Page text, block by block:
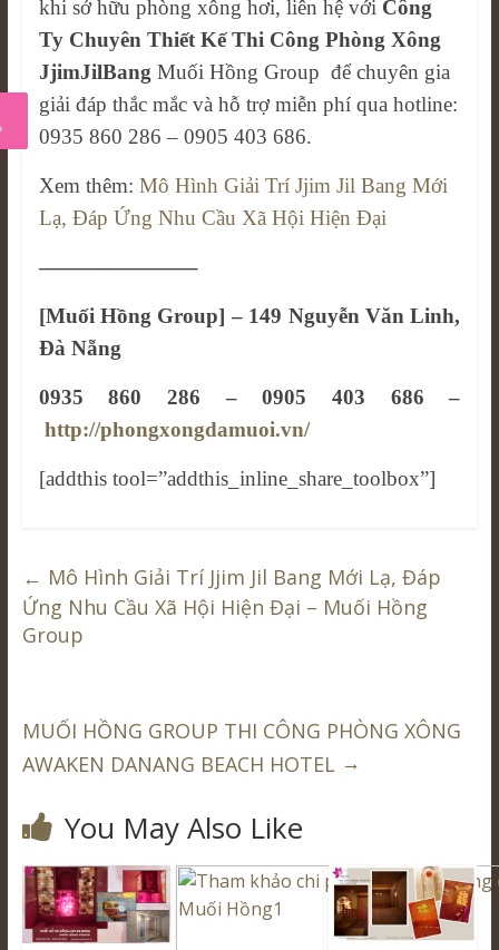
khi sở hữu phòng xông hơi, liên hệ với Công
Ty Chuyên Thiết Kế Thi Công Phòng Xông
JjimJilBang Muối Hồng Group để chuyên gia
giải đáp thắc mắc và hỗ trợ miễn phí qua hotline:
0935 860 286 – 0905 403 686.
Xem thêm: Mô Hình Giải Trí Jjim Jil Bang Mới
Lạ, Đáp Ứng Nhu Cầu Xã Hội Hiện Đại
———————–
[Muối Hồng Group] – 149 Nguyễn Văn Linh,
Đà Nẵng
0935 860 286 – 0905 403 686 –
http://phongxongdamuoi.vn/
[addthis tool=”addthis_inline_share_toolbox”]
← Mô Hình Giải Trí Jjim Jil Bang Mới Lạ, Đáp
Ứng Nhu Cầu Xã Hội Hiện Đại – Muối Hồng
Group
MUỐI HỒNG GROUP THI CÔNG PHÒNG XÔNG
AWAKEN DANANG BEACH HOTEL →
You May Also Like